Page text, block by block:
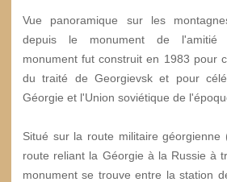
Vue panoramique sur les
depuis le monument de l'amitié
monument fut construit en 1983 pour
du traité de Georgievsk et pour
Géorgie et l'Union soviétique de
Situé sur la route militaire géorgienne
route reliant la Géorgie à la Russie à
monument se trouve entre la station